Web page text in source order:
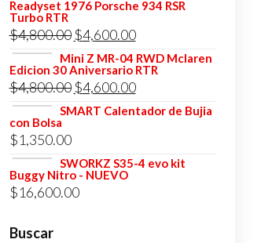
original
era:
$4,800.00.
actual
es:
$4,600.00.
Readyset 1976 Porsche 934 RSR
Turbo RTR
$4,800.00 El
precio
original
era:
$4,600.00El
precio
actual
es:
$4,600.00.
Mini Z MR-04 RWD Mclaren
Edicion 30 Aniversario RTR
$4,800.00 El
precio
$4,800.00.
$4,600.00El
precio
SMART Calentador de Bujia
con Bolsa
$1,350.00
SWORKZ S35-4 evo kit
Buggy Nitro - NUEVO
$16,600.00
Buscar